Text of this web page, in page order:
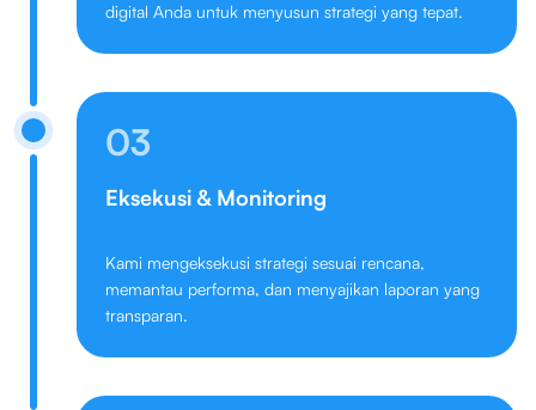
digital Anda untuk menyusun strategi yang tepat.
03
Eksekusi & Monitoring
Kami mengeksekusi strategi sesuai rencana,
memantau performa, dan menyajikan laporan yang
transparan.